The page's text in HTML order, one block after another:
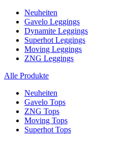
Neuheiten
Gavelo Leggings
Dynamite Leggings
Superhot Leggings
Moving Leggings
ZNG Leggings
Alle Produkte
Neuheiten
Gavelo Tops
ZNG Tops
Moving Tops
Superhot Tops